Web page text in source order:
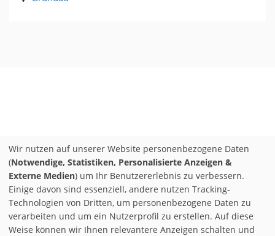
Wir nutzen auf unserer Website personenbezogene Daten
(Notwendige, Statistiken, Personalisierte Anzeigen &
Externe Medien) um Ihr Benutzererlebnis zu verbessern.
Einige davon sind essenziell, andere nutzen Tracking-
Technologien von Dritten, um personenbezogene Daten zu
verarbeiten und um ein Nutzerprofil zu erstellen. Auf diese
Weise können wir Ihnen relevantere Anzeigen schalten und